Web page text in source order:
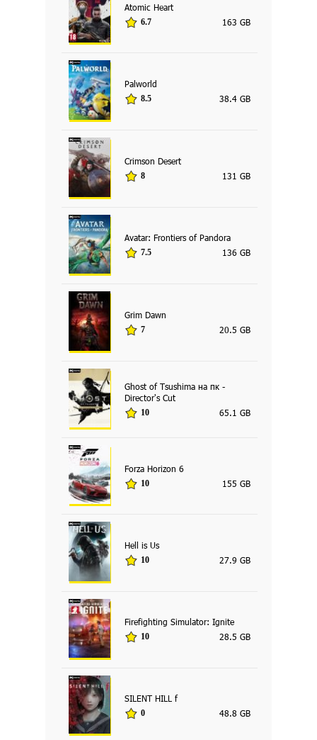
Atomic Heart
6.7 163 GB
Palworld
8.5 38.4 GB
Crimson Desert
8 131 GB
Avatar: Frontiers of Pandora
7.5 136 GB
Grim Dawn
7 20.5 GB
Ghost of Tsushima на пк -
Director's Cut
10 65.1 GB
Forza Horizon 6
10 155 GB
Hell is Us
10 27.9 GB
Firefighting Simulator: Ignite
10 28.5 GB
SILENT HILL f
0 48.8 GB